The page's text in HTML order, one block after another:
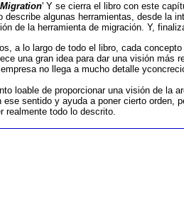
' Y se cierra el libro con este
algunas herramientas, desde la
de la herramienta de migración. Y,
a lo largo de todo el libro, cada
una gran idea para dar una visión
no llega a mucho detalle
loable de proporcionar una visión de
sentido y ayuda a poner cierto
todo lo descrito.